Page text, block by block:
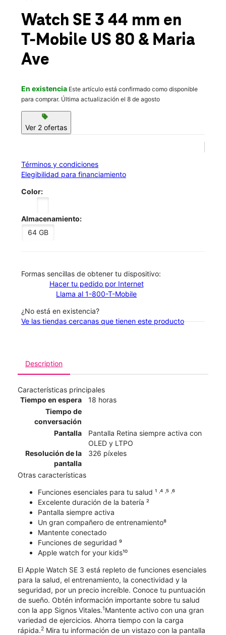
location_on
1329 US Hwy 80 Demopolis, AL 36732
Watch SE 3 44 mm en
T-Mobile US 80 & Maria
Ave
En existencia Este artículo está confirmado como disponible
para comprar. Última actualización el 8 de agosto
sell
Ver 2 ofertas
Términos y condiciones
Elegibilidad para financiamiento
Color:
Almacenamiento:
64 GB
​​​​​​​Formas sencillas de obtener tu dispositivo:
Hacer tu pedido por Internet
Llama al 1-800-T-Mobile
¿No está en existencia?
Ve las tiendas cercanas que tienen este producto
Description
Características principales
Tiempo en espera
18 horas
Tiempo de
conversación
Pantalla
Pantalla Retina siempre activa con
OLED y LTPO
Resolución de la
pantalla
326 píxeles
Otras características
Funciones esenciales para tu salud ¹ ˒⁴ ˒⁵ ˒⁶
Excelente duración de la batería ²
Pantalla siempre activa
Un gran compañero de entrenamiento⁸
Mantente conectado
Funciones de seguridad ⁹
Apple watch for your kids¹⁰
El Apple Watch SE 3 está repleto de funciones esenciales
para la salud, el entrenamiento, la conectividad y la
seguridad, por un precio increíble. Conoce tu puntuación
de sueño. Obtén información importante sobre tu salud
con la app Signos Vitales.1Mantente activo con una gran
variedad de ejercicios. Ahorra tiempo con la carga
rápida.2 Mira tu información de un vistazo con la pantalla